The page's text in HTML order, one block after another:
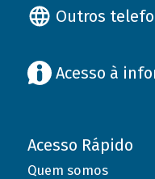
Outros
Acesso à
Acesso Rápido
Quem somos